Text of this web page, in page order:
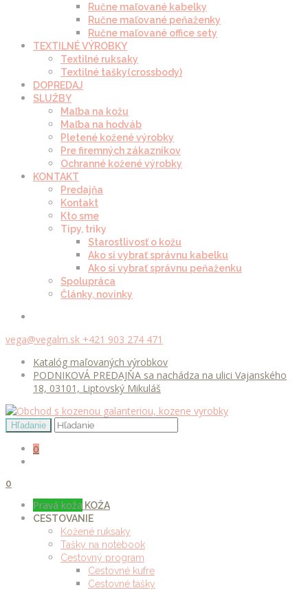
Ručne maľované kabelky
Ručne maľované peňaženky
Ručne maľované office sety
TEXTILNÉ VÝROBKY
Textilné ruksaky
Textilné tašky(crossbody)
DOPREDAJ
SLUŽBY
Maľba na kožu
Maľba na hodváb
Pletené kožené výrobky
Pre firemných zákazníkov
Ochranné kožené výrobky
KONTAKT
Predajňa
Kontakt
Kto sme
Tipy, triky
Starostlivosť o kožu
Ako si vybrať správnu kabelku
Ako si vybrať správnu peňaženku
Spolupráca
Články, novinky
vega@vegalm.sk +421 903 274 471
Katalóg maľovaných výrobkov
PODNIKOVÁ PREDAJŇA sa nachádza na ulici Vajanského
18, 03101, Liptovský Mikuláš
0
0
Pravá koža KOŽA
CESTOVANIE
Kožené ruksaky
Tašky na notebook
Cestovný program
Cestovné kufre
Cestovné tašky